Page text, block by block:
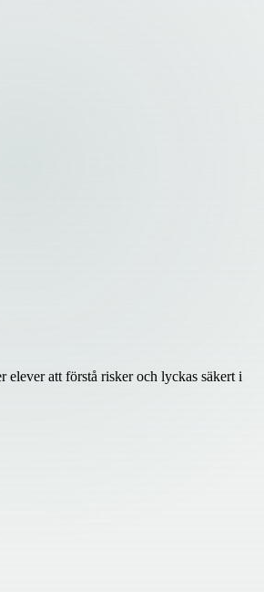
att förstå risker och lyckas säkert i